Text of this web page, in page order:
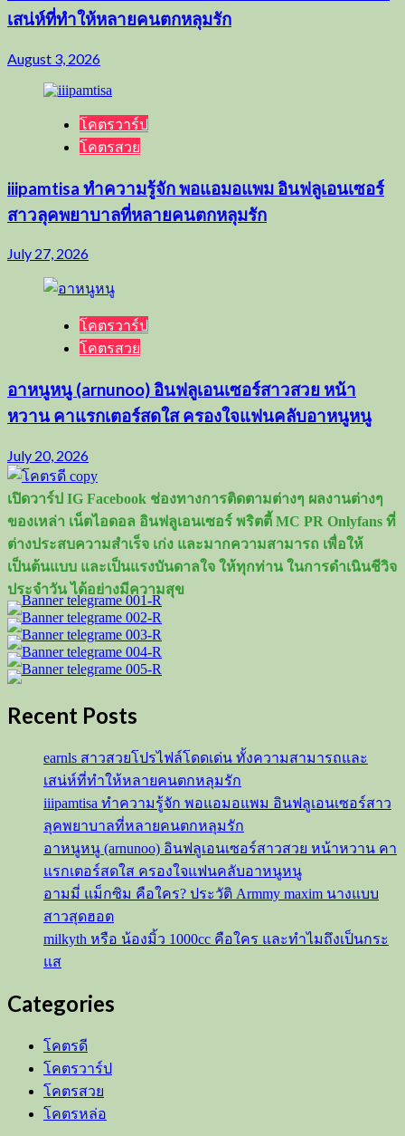
เสน่ห์ที่ทำให้หลายคนตกหลุมรัก
August 3, 2026
โคตรวาร์ป
โคตรสวย
iiipamtisa ทำความรู้จัก พอแอมอแพม อินฟลูเอนเซอร์
สาวลุคพยาบาลที่หลายคนตกหลุมรัก
July 27, 2026
โคตรวาร์ป
โคตรสวย
อาหนูหนู (arnunoo) อินฟลูเอนเซอร์สาวสวย หน้า
หวาน คาแรกเตอร์สดใส ครองใจแฟนคลับอาหนูหนู
July 20, 2026
เปิดวาร์ป IG Facebook ช่องทางการติดตามต่างๆ ผลงานต่างๆ
ของเหล่า เน็ตไอดอล อินฟลูเอนเซอร์ พริตตี้ MC PR Onlyfans ที่
ต่างประสบความสำเร็จ เก่ง และมากความสามารถ เพื่อให้
เป็นต้นแบบ และเป็นแรงบันดาลใจ ให้ทุกท่าน ในการดำเนินชีวิจ
ประจำวัน ได้อย่างมีความสุข
Recent Posts
earnls สาวสวยโปรไฟล์โดดเด่น ทั้งความสามารถและ
เสน่ห์ที่ทำให้หลายคนตกหลุมรัก
iiipamtisa ทำความรู้จัก พอแอมอแพม อินฟลูเอนเซอร์สาว
ลุคพยาบาลที่หลายคนตกหลุมรัก
อาหนูหนู (arnunoo) อินฟลูเอนเซอร์สาวสวย หน้าหวาน คา
แรกเตอร์สดใส ครองใจแฟนคลับอาหนูหนู
อามมี่ แม็กซิม คือใคร? ประวัติ Armmy maxim นางแบบ
สาวสุดฮอต
milkyth หรือ น้องมิ้ว 1000cc คือใคร และทำไมถึงเป็นกระ
แส
Categories
โคตรดี
โคตรวาร์ป
โคตรสวย
โคตรหล่อ